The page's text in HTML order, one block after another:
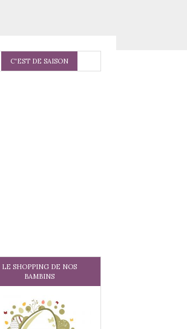
C'EST DE SAISON
LE SHOPPING DE NOS
BAMBINS